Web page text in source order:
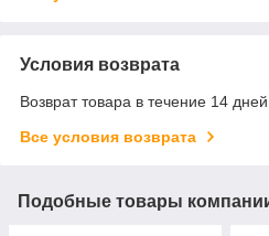
Условия возврата
Возврат товара в течение 14
Все условия возврата
Подобные товары